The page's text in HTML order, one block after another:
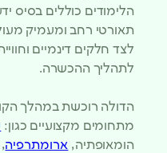
הלימודים כוללים בסיס
תאורטי רחב ומעמיק
לצד חלקים דינמיים
לתהליך ההכשרה.
הדולה רוכשת במהלך
מתחומים מקצועיים כגון:
הומאופתיה, ארומתרפיה